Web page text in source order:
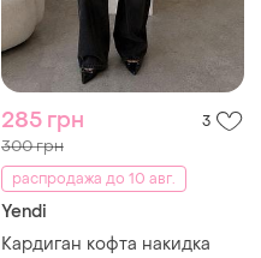
285 грн 3
300 грн
распродажа до 10 авг.
Yendi
Кардиган кофта накидка